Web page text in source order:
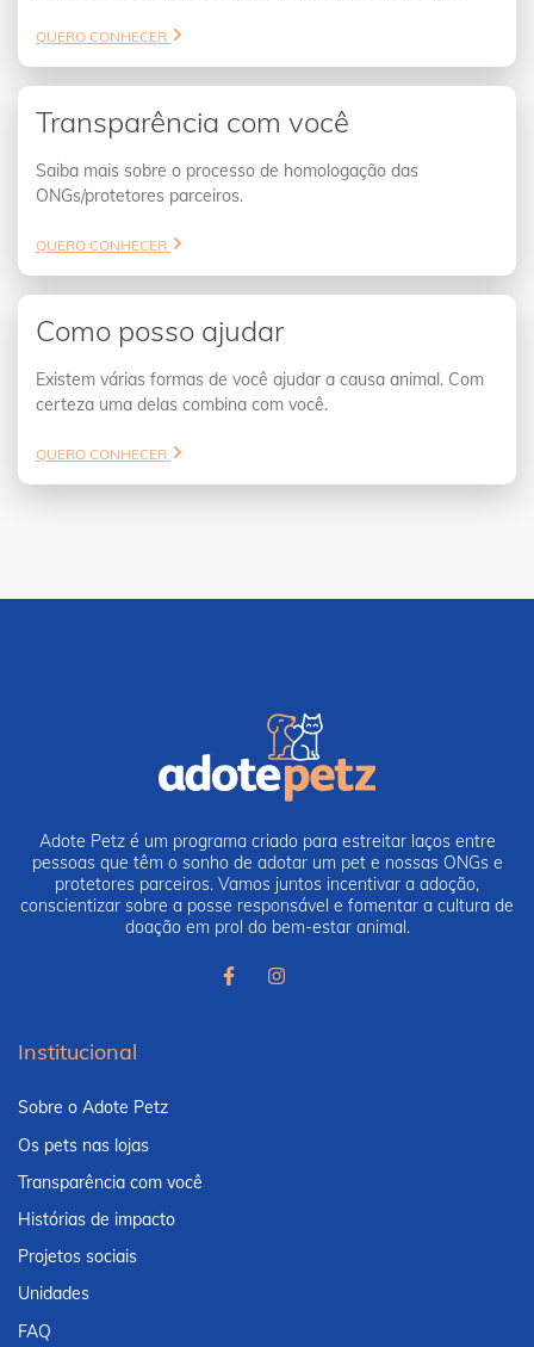
QUERO CONHECER
Transparência com você
Saiba mais sobre o processo de homologação das
ONGs/protetores parceiros.
QUERO CONHECER
Como posso ajudar
Existem várias formas de você ajudar a causa animal. Com
certeza uma delas combina com você.
QUERO CONHECER
Adote Petz é um programa criado para estreitar laços entre
pessoas que têm o sonho de adotar um pet e nossas ONGs e
protetores parceiros. Vamos juntos incentivar a adoção,
conscientizar sobre a posse responsável e fomentar a cultura de
doação em prol do bem-estar animal.
Institucional
Sobre o Adote Petz
Os pets nas lojas
Transparência com você
Histórias de impacto
Projetos sociais
Unidades
FAQ